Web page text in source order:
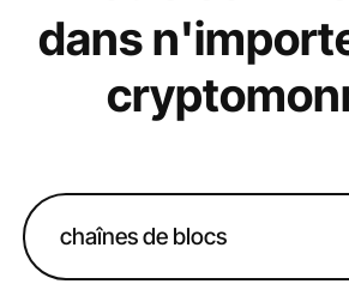
dans
chaînes de blocs